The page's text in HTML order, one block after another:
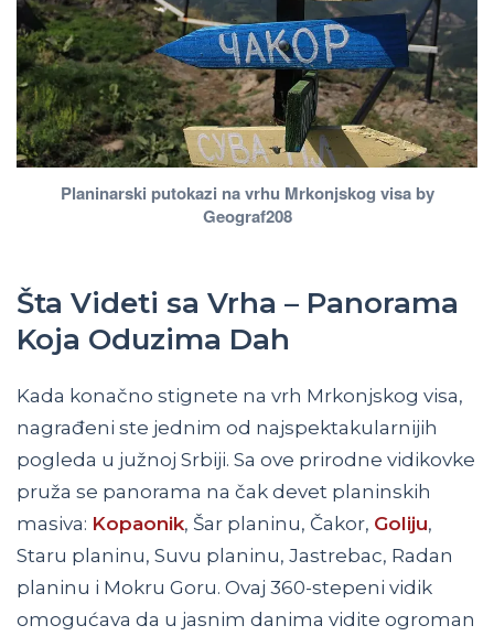
Planinarski putokazi na vrhu Mrkonjskog visa by
Geograf208
Šta Videti sa Vrha – Panorama
Koja Oduzima Dah
Kada konačno stignete na vrh Mrkonjskog visa,
nagrađeni ste jednim od najspektakularnijih
pogleda u južnoj Srbiji. Sa ove prirodne vidikovke
pruža se panorama na čak devet planinskih
masiva: Kopaonik, Šar planinu, Čakor, Goliju,
Staru planinu, Suvu planinu, Jastrebac, Radan
planinu i Mokru Goru. Ovaj 360-stepeni vidik
omogućava da u jasnim danima vidite ogroman